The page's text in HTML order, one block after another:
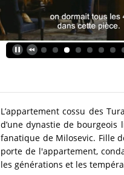
L’appartement cossu des
d’une dynastie de
fanatique de Milosevic. Fille
porte de l'appartement,
les générations et les